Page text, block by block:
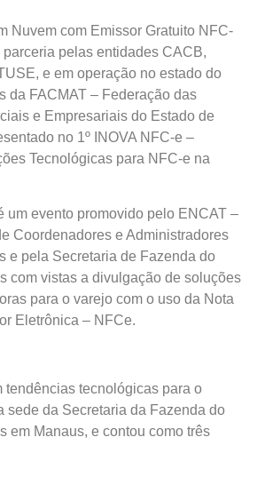
Nuvem com Emissor Gratuito NFC-
pelas entidades CACB,
e em operação no estado do
da FACMAT – Federação das
e Empresariais do Estado de
no 1º INOVA NFC-e –
Tecnológicas para NFC-e na
um evento promovido pelo ENCAT –
Coordenadores e Administradores
e pela Secretaria de Fazenda do
com vistas a divulgação de soluções
para o varejo com o uso da Nota
Eletrônica – NFCe.
tendências tecnológicas para o
sede da Secretaria da Fazenda do
em Manaus, e contou como três